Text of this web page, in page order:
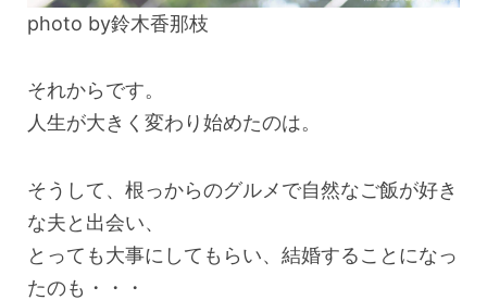
photo by鈴木香那枝
それからです。
人生が大きく変わり始めたのは。
そうして、根っからのグルメで自然なご飯が好き
な夫と出会い、
とっても大事にしてもらい、結婚することになっ
たのも・・・